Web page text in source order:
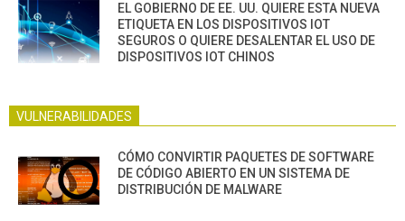
EL GOBIERNO DE EE. UU. QUIERE ESTA NUEVA
ETIQUETA EN LOS DISPOSITIVOS IOT
SEGUROS O QUIERE DESALENTAR EL USO DE
DISPOSITIVOS IOT CHINOS
VULNERABILIDADES
CÓMO CONVIRTIR PAQUETES DE SOFTWARE
DE CÓDIGO ABIERTO EN UN SISTEMA DE
DISTRIBUCIÓN DE MALWARE